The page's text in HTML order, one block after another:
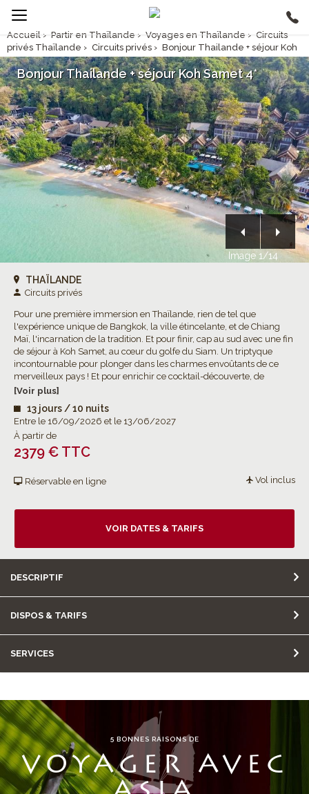
Accueil › Partir en Thaïlande › Voyages en Thaïlande › Circuits
privés Thaïlande › Circuits privés › Bonjour Thailande + séjour Koh
Samet 4*
Image 1/14
Bonjour Thailande + séjour Koh Samet 4*
THAÏLANDE
Circuits privés
Pour une première immersion en Thaïlande, rien de tel que
l'expérience unique de Bangkok, la ville étincelante, et de Chiang
Maï, l'incarnation de la tradition. Et pour finir, cap au sud avec une fin
de séjour à Koh Samet, au cœur du golfe du Siam. Un triptyque
incontournable pour plonger dans les charmes envoûtants de ce
merveilleux pays ! Et pour enrichir ce cocktail-découverte, de
nombreuses excursions optionnelles à choisir selon vos envies !
[Voir plus]
13 jours / 10 nuits
Entre le 16/09/2026 et le 13/06/2027
À partir de
2379 € TTC
Réservable en ligne Vol inclus
VOIR DATES & TARIFS
DESCRIPTIF
DISPOS & TARIFS
SERVICES
5 BONNES RAISONS DE
VOYAGER AVEC